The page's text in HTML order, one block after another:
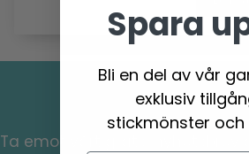
Spara
Ta emot vårt gratis nyhetsbrev
Spara
Bli en del av vår
exklusiv
stickmönster